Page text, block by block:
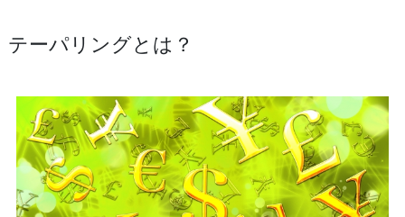
テーパリングとは？